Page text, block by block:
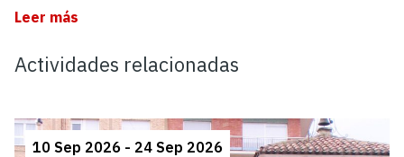
Leer más
Actividades relacionadas
10 Sep 2026 - 24 Sep 2026